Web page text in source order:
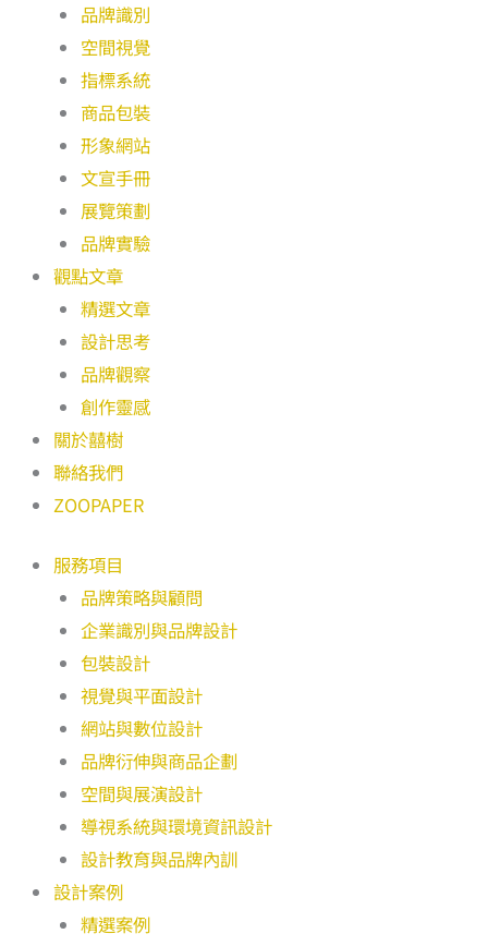
品牌識別
空間視覺
指標系統
商品包裝
形象網站
文宣手冊
展覽策劃
品牌實驗
觀點文章
精選文章
設計思考
品牌觀察
創作靈感
關於囍樹
聯絡我們
ZOOPAPER
服務項目
品牌策略與顧問
企業識別與品牌設計
包裝設計
視覺與平面設計
網站與數位設計
品牌衍伸與商品企劃
空間與展演設計
導視系統與環境資訊設計
設計教育與品牌內訓
設計案例
精選案例